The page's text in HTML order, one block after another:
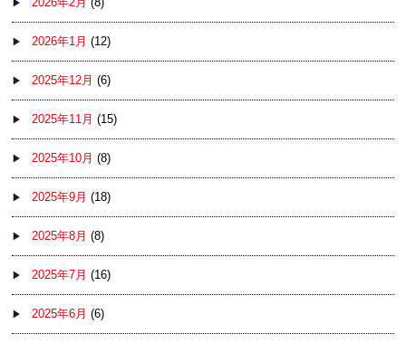
2026年1月 (12)
2025年12月 (6)
2025年11月 (15)
2025年10月 (8)
2025年9月 (18)
2025年8月 (8)
2025年7月 (16)
2025年6月 (6)